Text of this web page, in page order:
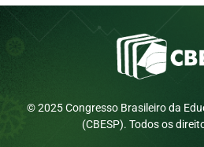
© 2025 Congresso Brasileiro da
(CBESP). Todos os